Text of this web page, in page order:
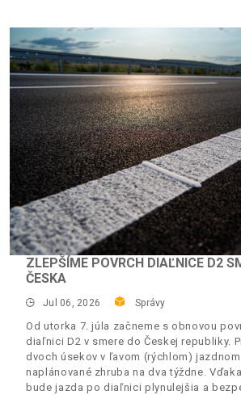
ZLEPŠÍME POVRCH DIAĽNICE D2
ČESKA
Jul 06, 2026 Správy
Od utorka 7. júla začneme s obnovou
diaľnici D2 v smere do Českej republiky.
dvoch úsekov v ľavom (rýchlom)
naplánované zhruba na dva týždne.
bude jazda po diaľnici plynulejšia a